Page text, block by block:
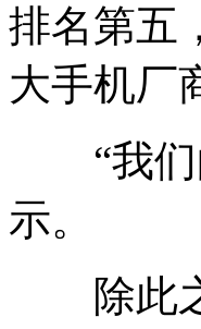
排名第五
大手机厂
“我们
示。
除此之